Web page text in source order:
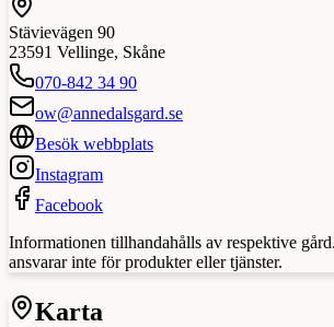
Stävievägen 90
23591 Vellinge, Skåne
070-842 34 90
ow@annedalsgard.se
Besök webbplats
Instagram
Facebook
Informationen tillhandahålls av respektive
ansvarar inte för produkter eller tjänster.
Karta